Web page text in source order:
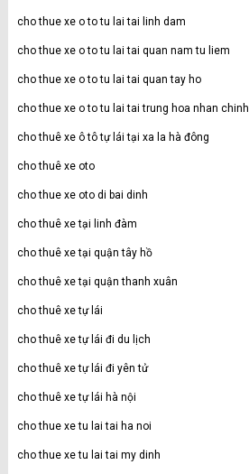
cho thue xe o to tu lai tai linh dam
cho thue xe o to tu lai tai quan nam tu liem
cho thue xe o to tu lai tai quan tay ho
cho thue xe o to tu lai tai trung hoa nhan chinh
cho thuê xe ô tô tự lái tại xa la hà đông
cho thuê xe oto
cho thue xe oto di bai dinh
cho thuê xe tại linh đàm
cho thuê xe tại quận tây hồ
cho thuê xe tại quận thanh xuân
cho thuê xe tự lái
cho thuê xe tự lái đi du lịch
cho thuê xe tự lái đi yên tử
cho thuê xe tự lái hà nội
cho thue xe tu lai tai ha noi
cho thue xe tu lai tai my dinh